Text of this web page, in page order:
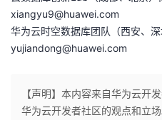
xiangyu9@huawei.com
华为云时空数据库团队（西安、深
yujiandong@huawei.com
【声明】本内容来自华为云开
华为云开发者社区的观点和立